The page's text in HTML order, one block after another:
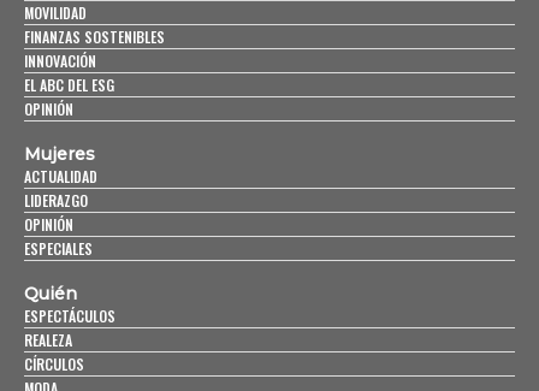
MOVILIDAD
FINANZAS SOSTENIBLES
INNOVACIÓN
EL ABC DEL ESG
OPINIÓN
Mujeres
ACTUALIDAD
LIDERAZGO
OPINIÓN
ESPECIALES
Quién
ESPECTÁCULOS
REALEZA
CÍRCULOS